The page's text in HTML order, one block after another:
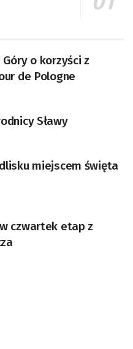
o korzyści z
de Pologne
Sławy
miejscem święta
czwartek etap z